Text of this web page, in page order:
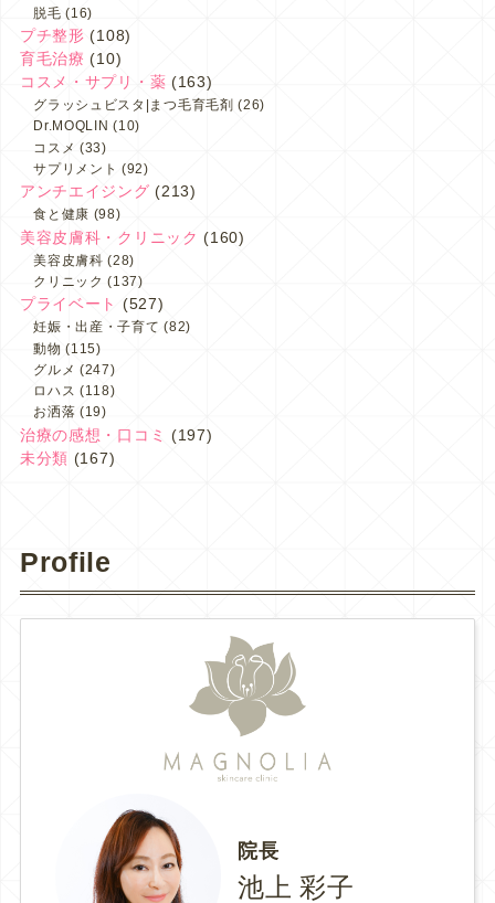
脱毛 (16)
プチ整形 (108)
育毛治療 (10)
コスメ・サプリ・薬 (163)
グラッシュビスタ|まつ毛育毛剤 (26)
Dr.MOQLIN (10)
コスメ (33)
サプリメント (92)
アンチエイジング (213)
食と健康 (98)
美容皮膚科・クリニック (160)
美容皮膚科 (28)
クリニック (137)
プライベート (527)
妊娠・出産・子育て (82)
動物 (115)
グルメ (247)
ロハス (118)
お洒落 (19)
治療の感想・口コミ
(197)
未分類 (167)
Profile
院長
池上 彩子